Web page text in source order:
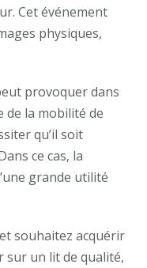
Cet événement
physiques,
provoquer dans
de la mobilité de
qu’il soit
ce cas, la
grande utilité
souhaitez acquérir
sur un lit de qualité,